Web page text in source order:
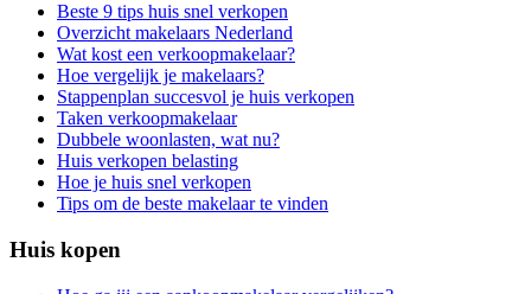
Beste 9 tips huis snel verkopen
Overzicht makelaars Nederland
Wat kost een verkoopmakelaar?
Hoe vergelijk je makelaars?
Stappenplan succesvol je huis verkopen
Taken verkoopmakelaar
Dubbele woonlasten, wat nu?
Huis verkopen belasting
Hoe je huis snel verkopen
Tips om de beste makelaar te vinden
Huis kopen